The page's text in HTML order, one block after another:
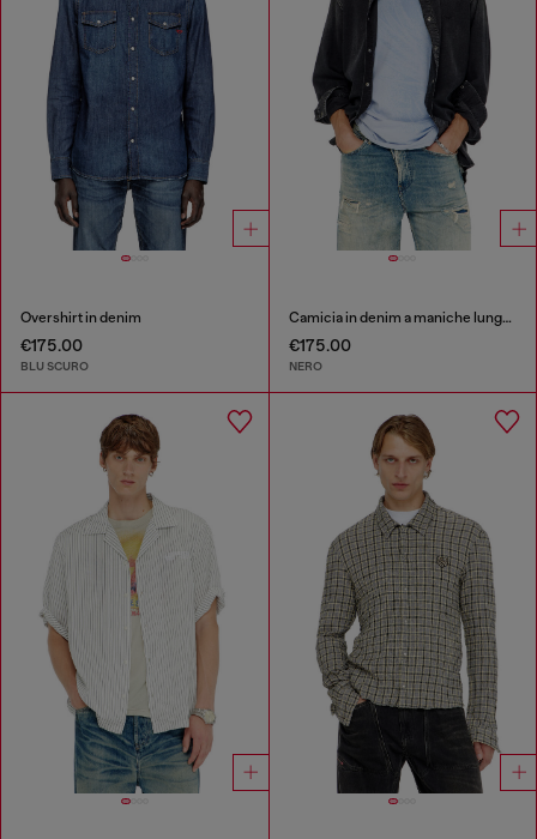
Overshirt in denim
€175.00
BLU SCURO
Camicia in denim a maniche lunghe
€175.00
NERO